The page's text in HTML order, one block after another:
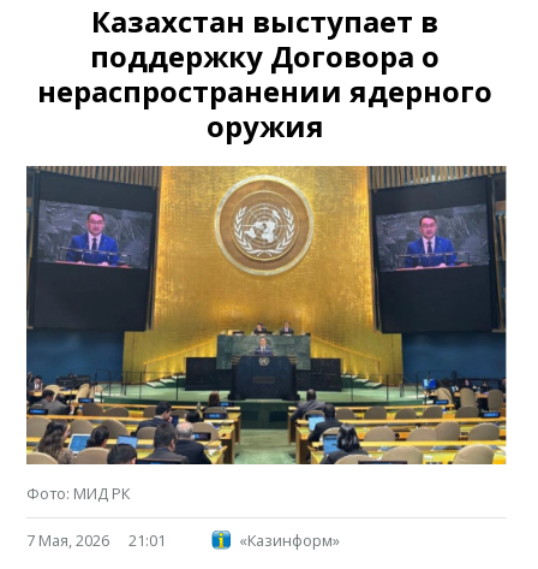
Казахстан выступает в
поддержку Договора о
нераспространении ядерного
оружия
Фото: МИД РК
7 Мая, 2026 21:01 «Казинформ»